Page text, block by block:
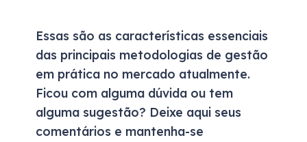
Essas são as características essenciais
das principais metodologias de gestão
em prática no mercado atualmente.
Ficou com alguma dúvida ou tem
alguma sugestão? Deixe aqui seus
comentários e mantenha-se